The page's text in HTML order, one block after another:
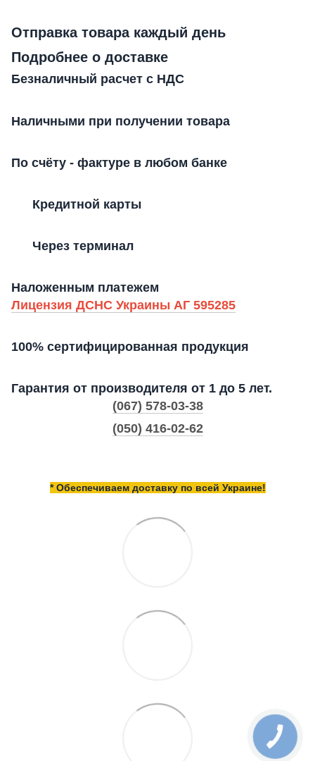
Отправка товара каждый день
Подробнее о доставке
Безналичный расчет с НДС
Наличными при получении товара
По счёту - фактуре в любом банке
Кредитной карты
Через терминал
Наложенным платежем
Лицензия ДСНС Украины АГ 595285
100% сертифицированная продукция
Гарантия от производителя от 1 до 5 лет.
(067) 578-03-38
(050) 416-02-62
* Обеспечиваем доставку по всей Украине!